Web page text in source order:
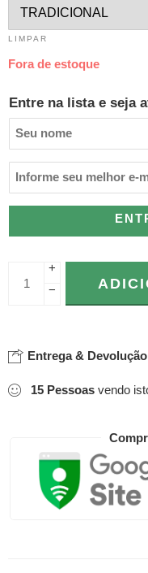
LIMPAR
Fora de estoque
Entre na lista e seja
+
−
Entrega & Devolução
15 Pessoas vendo